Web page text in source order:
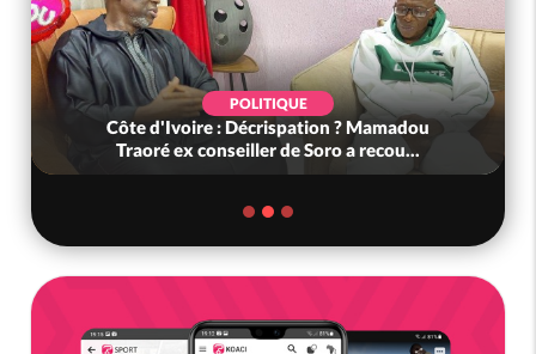
POLITIQUE
Côte d'Ivoire : Décrispation ? Mamadou
Traoré ex conseiller de Soro a recou...